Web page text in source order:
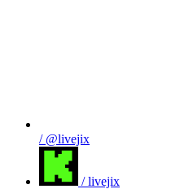
/ @livejix
/ livejix